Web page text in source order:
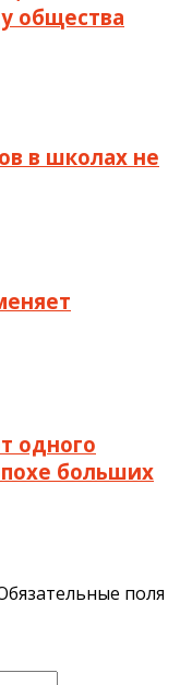
общества
в школах не
одного
больших
поля